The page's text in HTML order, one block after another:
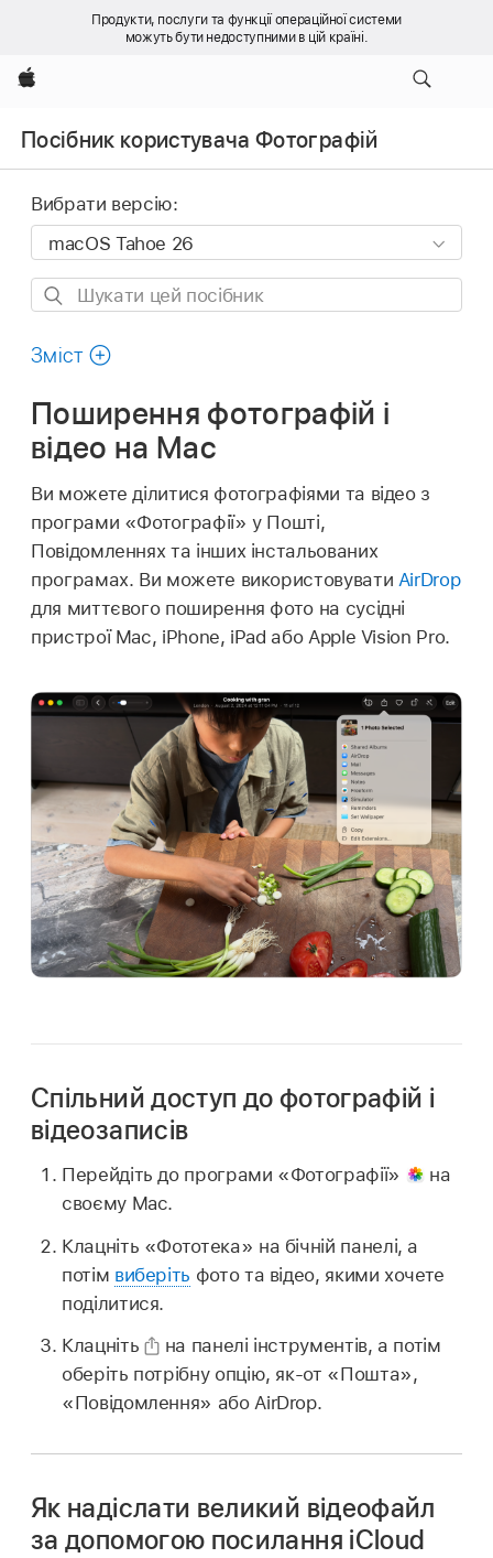
Продукти, послуги та функції операційної системи
можуть бути недоступними в цій країні.
Apple
Посібник користувача Фотографій
Вибрати версію:
Шукати
посібник
Зміст
Поширення фотографій і
відео на Mac
Ви можете ділитися фотографіями та відео з
програми «Фотографії» у Пошті,
Повідомленнях та інших інстальованих
програмах. Ви можете використовувати AirDrop
для миттєвого поширення фото на сусідні
пристрої Mac, iPhone, iPad або Apple Vision Pro.
Спільний доступ до фотографій і
відеозаписів
Перейдіть до програми «Фотографії»
на
своєму Mac.
Клацніть «Фототека» на бічній панелі, а
потім виберіть фото та відео, якими хочете
поділитися.
Клацніть
на панелі інструментів, а потім
оберіть потрібну опцію, як‑от «Пошта»,
«Повідомлення» або AirDrop.
Як надіслати великий відеофайл
за допомогою посилання iCloud